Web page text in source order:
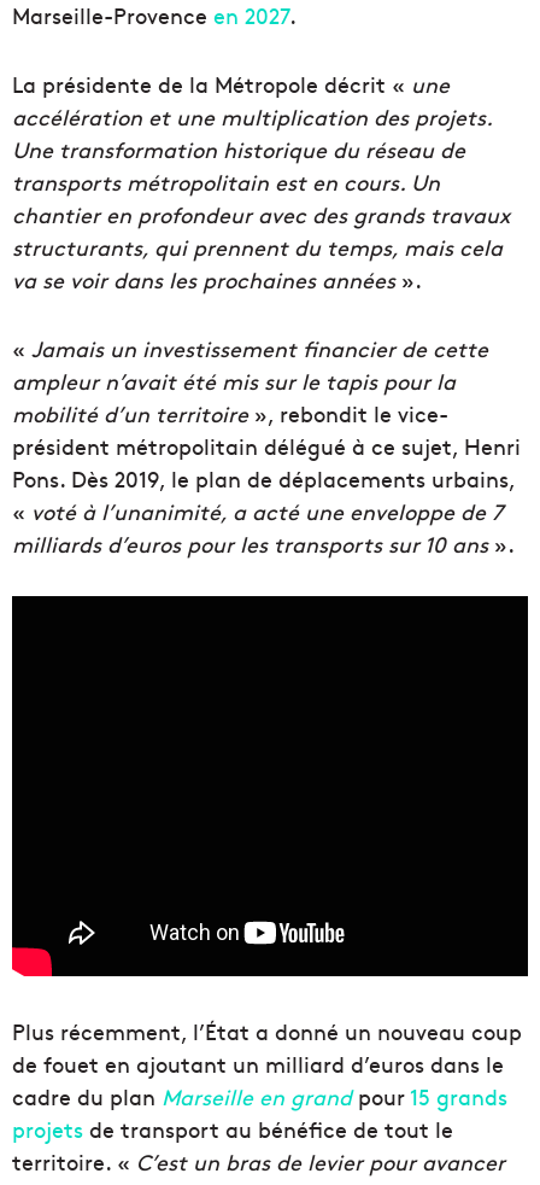
Marseille-Provence en 2027.
La présidente de la Métropole décrit « une
accélération et une multiplication des projets.
Une transformation historique du réseau de
transports métropolitain est en cours. Un
chantier en profondeur avec des grands travaux
structurants, qui prennent du temps, mais cela
va se voir dans les prochaines années».
« Jamais un investissement financier de cette
ampleur n’avait été mis sur le tapis pour la
mobilité d’un territoire», rebondit le vice-
président métropolitain délégué à ce sujet, Henri
Pons. Dès 2019, le plan de déplacements urbains,
« voté à l’unanimité, a acté une enveloppe de 7
milliards d’euros pour les transports sur 10 ans».
Plus récemment, l’État a donné un nouveau coup
de fouet en ajoutant un milliard d’euros dans le
cadre du plan Marseille en grandpour15 grands
projets de transport au bénéfice de tout le
territoire. « C’est un bras de levier pour avancer